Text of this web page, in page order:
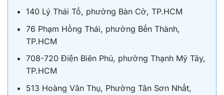
140 Lý Thái Tổ, phường Bàn Cờ, TP.HCM
76 Phạm Hồng Thái, phường Bến Thành,
TP.HCM
708-720 Điện Biên Phủ, phường Thạnh Mỹ Tây,
TP.HCM
513 Hoàng Văn Thụ, Phường Tân Sơn Nhất,